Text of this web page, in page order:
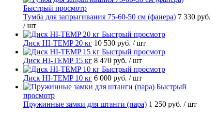
Быстрый просмотр
Тумба для запрыгивания 75-60-50 см (фанера) 7 330 руб.
/ шт
Быстрый просмотр
Диск HI-TEMP 20 кг 10 530 руб. / шт
Быстрый просмотр
Диск HI-TEMP 15 кг 8 470 руб. / шт
Быстрый просмотр
Диск HI-TEMP 10 кг 6 000 руб. / шт
Быстрый
просмотр
Пружинные замки для штанги (пара) 1 250 руб. / шт